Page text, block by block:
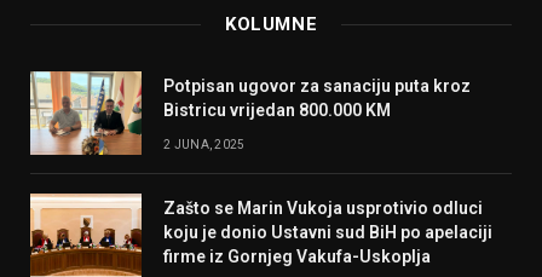
KOLUMNE
Potpisan ugovor za sanaciju puta kroz
Bistricu vrijedan 800.000 KM
2 JUNA, 2025
Zašto se Marin Vukoja usprotivio odluci
koju je donio Ustavni sud BiH po apelaciji
firme iz Gornjeg Vakufa-Uskoplja